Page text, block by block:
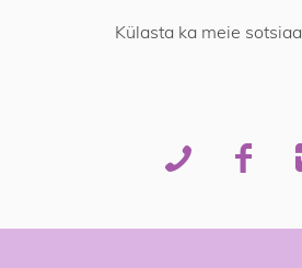
Külasta ka meie